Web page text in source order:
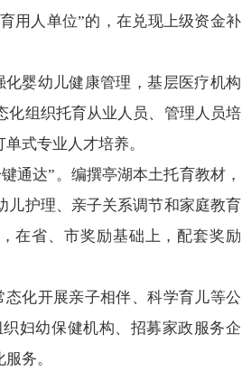
用人单位”的，在兑现上级资金补
婴幼儿健康管理，基层医疗机构
化组织托育从业人员、管理人员培
式专业人才培养。
通达”。编撰亭湖本土托育教材，
儿护理、亲子关系调节和家庭教育
在省、市奖励基础上，配套奖励
化开展亲子相伴、科学育儿等公
妇幼保健机构、招募家政服务企
务。